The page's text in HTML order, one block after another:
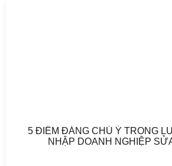
5 ĐIỂM ĐÁNG CHÚ Ý TRONG
NHẬP DOANH NGHIỆP